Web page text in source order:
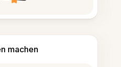
machen